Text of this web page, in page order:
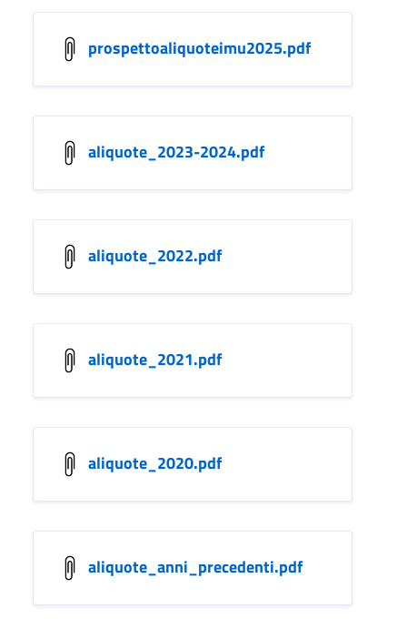
prospettoaliquoteimu2025.pdf
aliquote_2023-2024.pdf
aliquote_2022.pdf
aliquote_2021.pdf
aliquote_2020.pdf
aliquote_anni_precedenti.pdf